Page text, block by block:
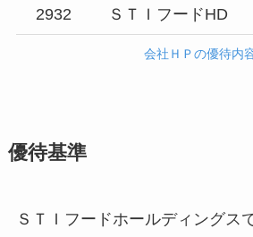
2932 ＳＴＩフードHD
会社ＨＰの優待内
優待基準
ＳＴＩフードホールディングス